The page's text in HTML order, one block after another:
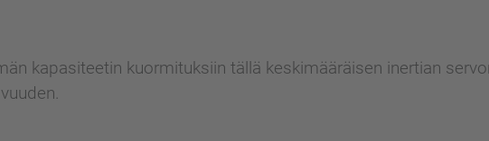
kapasiteetin kuormituksiin tällä keskimääräisen inertian